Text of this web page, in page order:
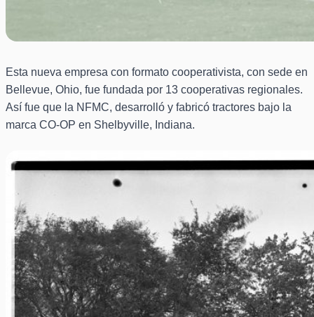
Esta nueva empresa con formato cooperativista, con sede en
Bellevue, Ohio, fue fundada por 13 cooperativas regionales.
Así fue que la NFMC, desarrolló y fabricó tractores bajo la
marca CO-OP en Shelbyville, Indiana.